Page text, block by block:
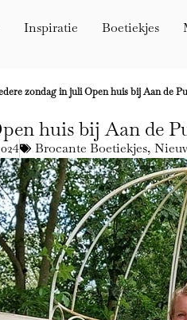
Inspiratie Boetiekjes
zondag in juli Open huis bij Aan de
huis bij Aan de
Brocante Boetiekjes,